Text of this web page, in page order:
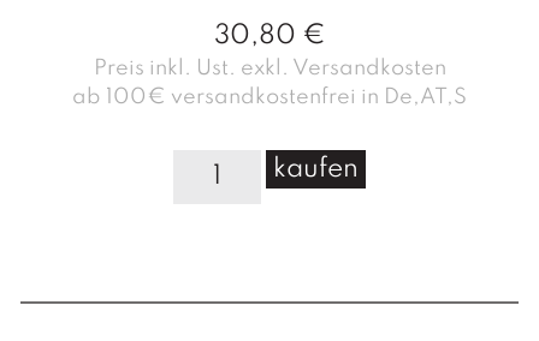
30,80 €
Preis inkl. Ust. exkl. Versandkosten
ab 100€ versandkostenfrei in De,AT,S
a
kaufen